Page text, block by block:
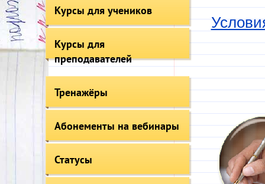
Курсы для учеников
Курсы для
преподавателей
Тренажёры
Абонементы на вебинары
Статусы